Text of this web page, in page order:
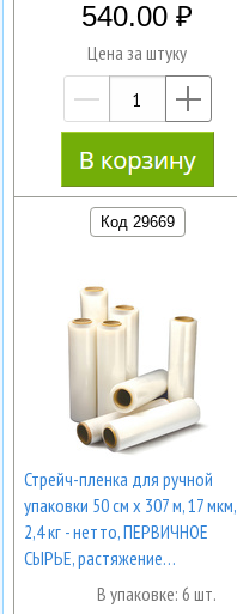
540.00
Цена за штуку
—
Код 29669
Стрейч-пленка для ручной
упаковки 50 см х 307 м, 17 мкм,
2,4 кг - нетто, ПЕРВИЧНОЕ
СЫРЬЕ, растяжение…
В упаковке: 6 шт.